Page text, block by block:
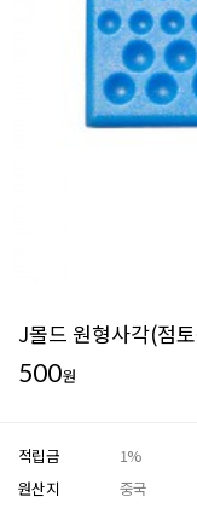
J몰드 원형사각(점
500원
적립금
1%
원산지
중국